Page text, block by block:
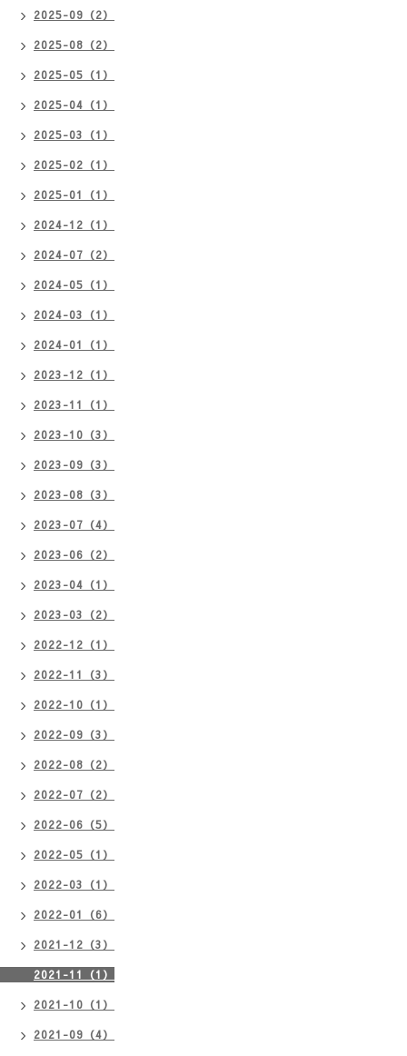
2025-09（2）
2025-08（2）
2025-05（1）
2025-04（1）
2025-03（1）
2025-02（1）
2025-01（1）
2024-12（1）
2024-07（2）
2024-05（1）
2024-03（1）
2024-01（1）
2023-12（1）
2023-11（1）
2023-10（3）
2023-09（3）
2023-08（3）
2023-07（4）
2023-06（2）
2023-04（1）
2023-03（2）
2022-12（1）
2022-11（3）
2022-10（1）
2022-09（3）
2022-08（2）
2022-07（2）
2022-06（5）
2022-05（1）
2022-03（1）
2022-01（6）
2021-12（3）
2021-11（1）
2021-10（1）
2021-09（4）